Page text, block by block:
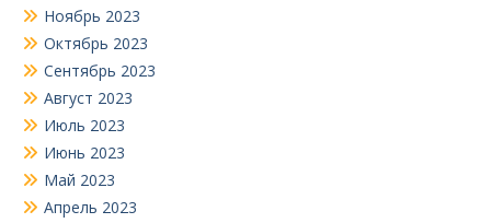
Ноябрь 2023
Октябрь 2023
Сентябрь 2023
Август 2023
Июль 2023
Июнь 2023
Май 2023
Апрель 2023